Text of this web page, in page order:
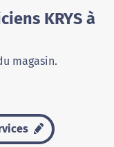
KRYS à
magasin.